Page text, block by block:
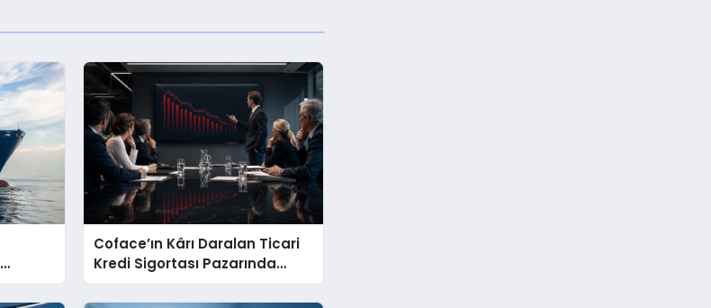
Coface’ın Kârı Daralan Ticari
Kredi Sigortası Pazarında
Yüzde 13,7 Geriledi